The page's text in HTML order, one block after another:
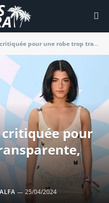
pour une robe trop transparente, elle réagit !
critiquée pour
25/04/2024